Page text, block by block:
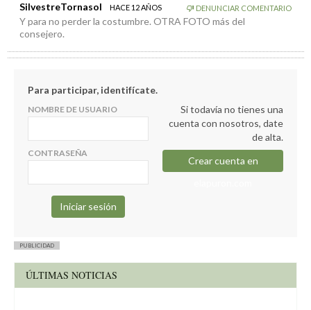
SilvestreTornasol HACE 12 AÑOS DENUNCIAR COMENTARIO
Y para no perder la costumbre. OTRA FOTO más del
consejero.
Para participar, identifícate.
NOMBRE DE USUARIO
CONTRASEÑA
Si todavía no tienes una
cuenta con nosotros, date
de alta.
Crear cuenta en
PUBLICIDAD
ÚLTIMAS NOTICIAS